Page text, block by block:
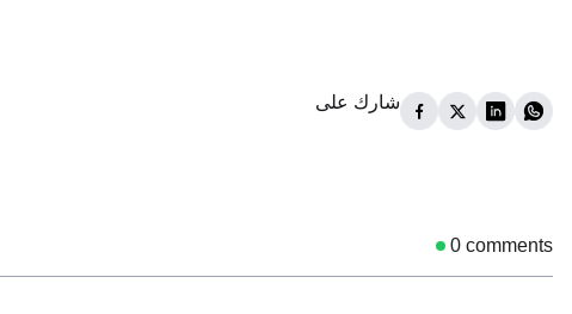
شارك على
0 comments